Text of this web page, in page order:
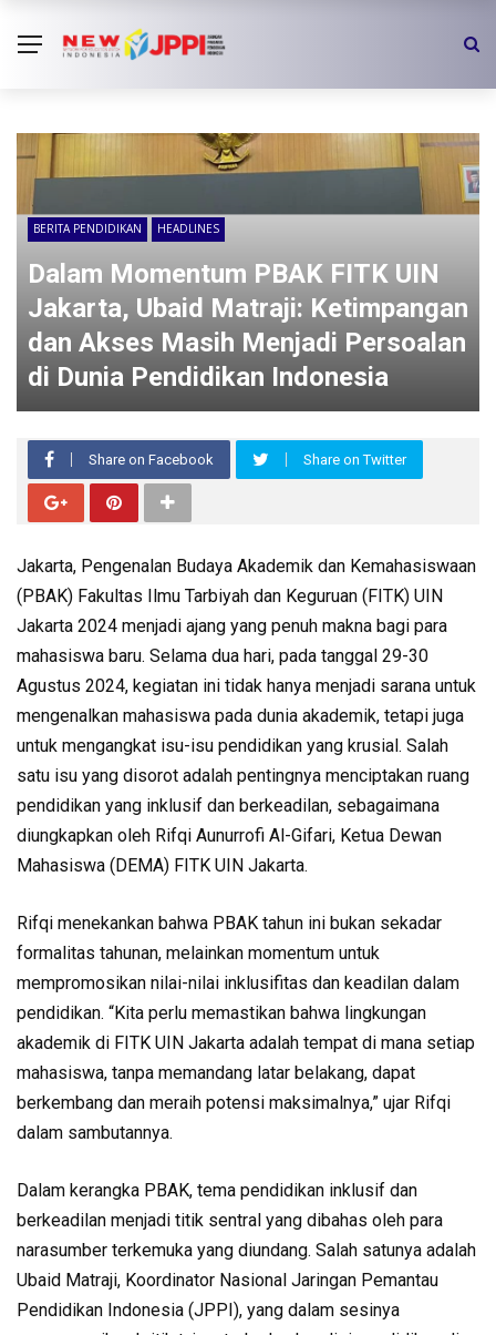
BERITA PENDIDIKAN HEADLINES
Dalam Momentum PBAK FITK UIN
Jakarta, Ubaid Matraji: Ketimpangan
dan Akses Masih Menjadi Persoalan
di Dunia Pendidikan Indonesia
Share on Facebook Share on Twitter
Jakarta, Pengenalan Budaya Akademik dan Kemahasiswaan
(PBAK) Fakultas Ilmu Tarbiyah dan Keguruan (FITK) UIN
Jakarta 2024 menjadi ajang yang penuh makna bagi para
mahasiswa baru. Selama dua hari, pada tanggal 29-30
Agustus 2024, kegiatan ini tidak hanya menjadi sarana untuk
mengenalkan mahasiswa pada dunia akademik, tetapi juga
untuk mengangkat isu-isu pendidikan yang krusial. Salah
satu isu yang disorot adalah pentingnya menciptakan ruang
pendidikan yang inklusif dan berkeadilan, sebagaimana
diungkapkan oleh Rifqi Aunurrofi Al-Gifari, Ketua Dewan
Mahasiswa (DEMA) FITK UIN Jakarta.
Rifqi menekankan bahwa PBAK tahun ini bukan sekadar
formalitas tahunan, melainkan momentum untuk
mempromosikan nilai-nilai inklusifitas dan keadilan dalam
pendidikan. “Kita perlu memastikan bahwa lingkungan
akademik di FITK UIN Jakarta adalah tempat di mana setiap
mahasiswa, tanpa memandang latar belakang, dapat
berkembang dan meraih potensi maksimalnya,” ujar Rifqi
dalam sambutannya.
Dalam kerangka PBAK, tema pendidikan inklusif dan
berkeadilan menjadi titik sentral yang dibahas oleh para
narasumber terkemuka yang diundang. Salah satunya adalah
Ubaid Matraji, Koordinator Nasional Jaringan Pemantau
Pendidikan Indonesia (JPPI), yang dalam sesinya